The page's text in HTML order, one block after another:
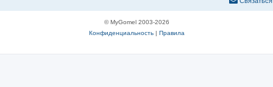
© MyGomel 2003-2026
Конфиденциальность| Правила